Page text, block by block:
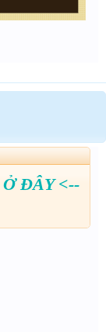
ĐÂY <--